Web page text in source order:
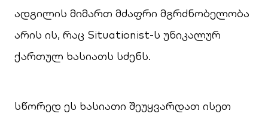
ადგილის მიმართ მძაფრი მგრძნობელობა
არის ის, რაც Situationist-ს უნიკალურ
ქართულ ხასიათს სძენს.
სწორედ ეს ხასიათი შეუყვარდათ ისეთ